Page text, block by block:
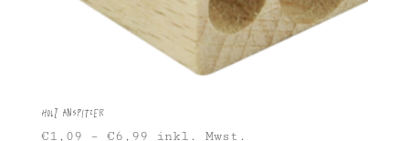
Holz Anspitzer
€1,09 – €6,99 inkl. Mwst.